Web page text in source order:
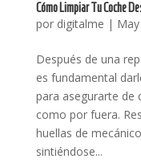
Cómo Limpiar Tu Coche
por digitalme |
Después de una
es fundamental
para asegurarte de
como por fuera.
huellas de
sintiéndose...